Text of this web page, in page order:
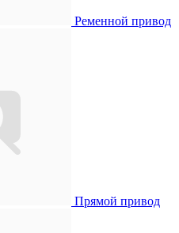
Ременной привод
Прямой привод